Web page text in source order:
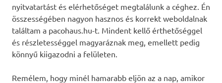
nyitvatartást és elérhetőséget megtalálunk a céghez. Én
összességében nagyon hasznos és korrekt weboldalnak
találtam a pacohaus.hu-t. Mindent kellő érthetőséggel
és részletességgel magyaráznak meg, emellett pedig
könnyű kiigazodni a felületen.
Remélem, hogy minél hamarabb eljön az a nap, amikor